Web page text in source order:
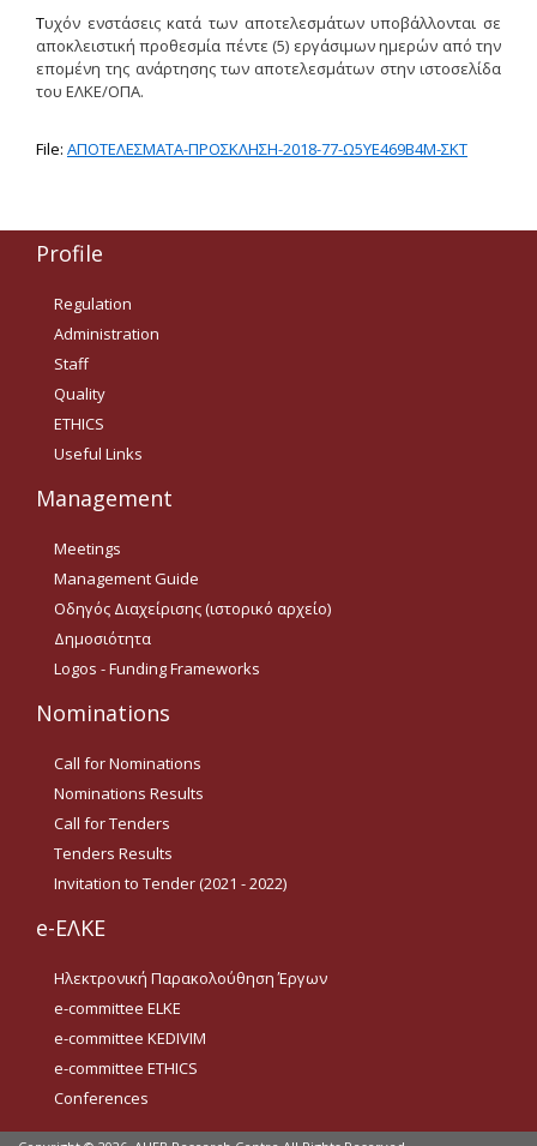
Δημοσιότητα Έργων
Ε.Σ.Π.Α. (2007-2013)
Δημοσιότητα Έργων
Καινοτομία
ΕΡΓΑ ΕΣΠΑ 2014-2020
Δημοσιότητα ΕΛ.ΙΔ.Ε.Κ.
ΕΛ.ΙΔ.Ε.Κ. Μεταδιδάκτορες
Guidelines
Οδηγίες για προμήθεια
ειδών/παροχή υπηρεσιών
με βάση τον Ν.4957/2022
Οδηγίες με βάση τον
Ν.4957/2022
Guidelines Archive
Documents
News
Nominations
Call for Nominations
Call for Tenders
Τυχόν ενστάσεις κατά των αποτελεσμάτων υποβάλλονται σε
αποκλειστική προθεσμία πέντε (5) εργάσιμων ημερών από την
επομένη της ανάρτησης των αποτελεσμάτων στην ιστοσελίδα
του ΕΛΚΕ/ΟΠΑ.
File: ΑΠΟΤΕΛΕΣΜΑΤΑ-ΠΡΟΣΚΛΗΣΗ-2018-77-Ω5ΥΕ469Β4Μ-ΣΚΤ
Profile
Regulation
Administration
Staff
Quality
ETHICS
Useful Links
Management
Meetings
Management Guide
Οδηγός Διαχείρισης (ιστορικό αρχείο)
Δημοσιότητα
Logos - Funding Frameworks
Nominations
Call for Nominations
Nominations Results
Call for Tenders
Tenders Results
Invitation to Tender (2021 - 2022)
e-ΕΛΚΕ
Ηλεκτρονική Παρακολούθηση Έργων
e-committee ELKE
e-committee KEDIVIM
e-committee ETHICS
Conferences